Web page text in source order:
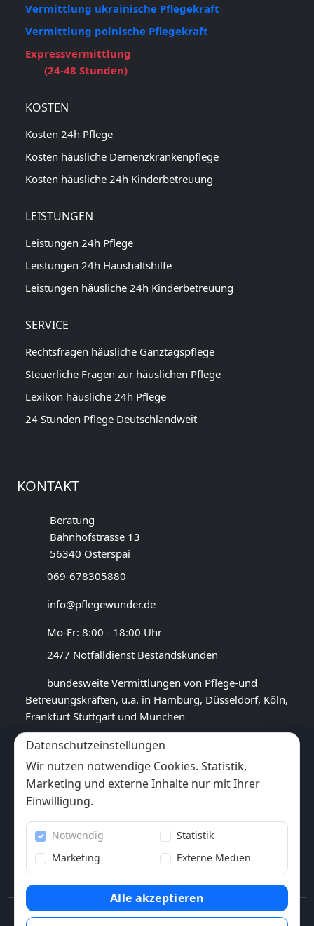
Vermittlung ukrainische Pflegekraft
Vermittlung polnische Pflegekraft
Expressvermittlung
(24-48 Stunden)
KOSTEN
Kosten 24h Pflege
Kosten häusliche Demenzkrankenpflege
Kosten häusliche 24h Kinderbetreuung
LEISTUNGEN
Leistungen 24h Pflege
Leistungen 24h Haushaltshilfe
Leistungen häusliche 24h Kinderbetreuung
SERVICE
Rechtsfragen häusliche Ganztagspflege
Steuerliche Fragen zur häuslichen Pflege
Lexikon häusliche 24h Pflege
24 Stunden Pflege Deutschlandweit
KONTAKT
Beratung
Bahnhofstrasse 13
56340 Osterspai
069-678305880
info@pflegewunder.de
Mo-Fr: 8:00 - 18:00 Uhr
24/7 Notfalldienst Bestandskunden
bundesweite Vermittlungen von Pflege-und
Betreuungskräften, u.a. in Hamburg, Düsseldorf, Köln,
Frankfurt Stuttgart und München
GOOGLE BEWERTUNG
4,4★★★★★
(14 Rezensionen)
Trustpilot
6x★★★★★
© 2013-2026 Pflegewunder.de - Alle Rechte
Datenschutzeinstellungen
Wir nutzen notwendige Cookies. Statistik,
Marketing und externe Inhalte nur mit Ihrer
Einwilligung.
Notwendig
Statistik
Marketing
Externe Medien
Alle akzeptieren